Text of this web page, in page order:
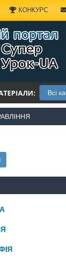
КОНКУРС